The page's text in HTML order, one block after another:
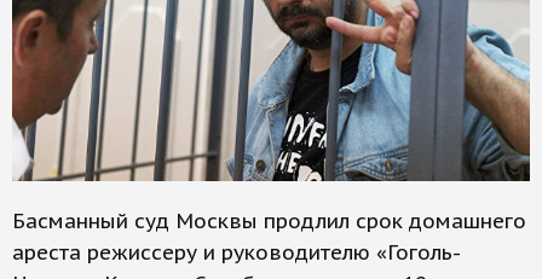
Басманный суд Москвы продлил срок домашнего
ареста режиссеру и руководителю «Гоголь-